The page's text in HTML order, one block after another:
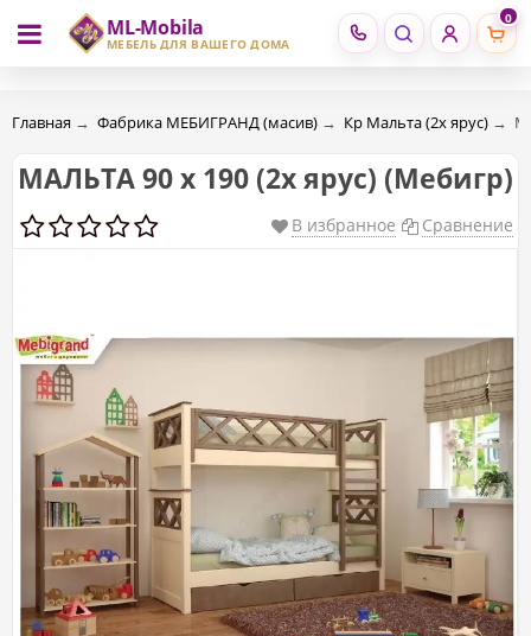
ML-Mobila
МЕБЕЛЬ ДЛЯ ВАШЕГО ДОМА
0
RU RO
Главная → Фабрика МЕБИГРАНД (масив) → Кр Мальта (2х ярус) →
МАЛЬТА 90 х 190 (2х ярус) (Мебигр)
В избранное Сравнение